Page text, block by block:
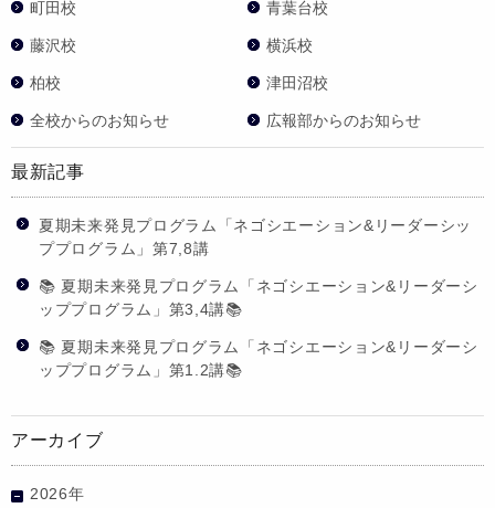
町田校 青葉台校
藤沢校 横浜校
柏校 津田沼校
全校からのお知らせ 広報部からのお知らせ
最新記事
夏期未来発見プログラム「ネゴシエーション&リーダーシッ
ププログラム」第7,8講
📚 夏期未来発見プログラム「ネゴシエーション&リーダーシ
ッププログラム」第3,4講📚
📚 夏期未来発見プログラム「ネゴシエーション&リーダーシ
ッププログラム」第1.2講📚
アーカイブ
2026年